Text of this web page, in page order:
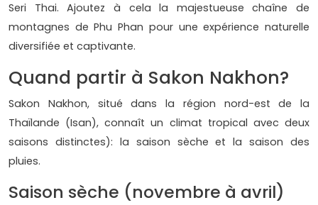
Seri Thai. Ajoutez à cela la majestueuse chaîne de
montagnes de Phu Phan pour une expérience naturelle
diversifiée et captivante.
Quand partir à Sakon Nakhon?
Sakon Nakhon, situé dans la région nord-est de la
Thaïlande (Isan), connaît un climat tropical avec deux
saisons distinctes): la saison sèche et la saison des
pluies.
Saison sèche (novembre à avril)